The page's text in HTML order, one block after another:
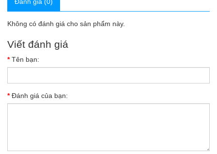
Không có đánh giá cho sản phẩm này.
Viết đánh giá
Tên bạn:
Đánh giá của bạn: